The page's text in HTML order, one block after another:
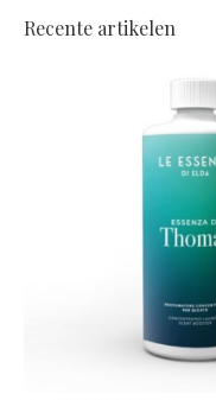
Recente artikelen